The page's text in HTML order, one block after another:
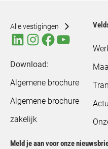
Alle vestigingen
Download:
Algemene brochure
Algemene brochure
zakelijk
Meld je aan voor onze